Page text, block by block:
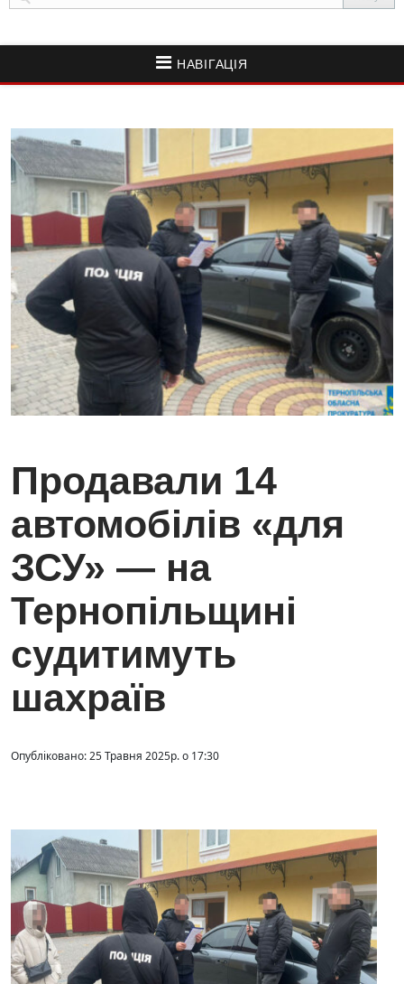
НАВІГАЦІЯ
Продавали 14
автомобілів «для
ЗСУ» — на
Тернопільщині
судитимуть
шахраїв
Опубліковано: 25 Травня 2025р. о 17:30